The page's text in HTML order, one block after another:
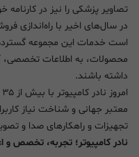
تصاویر پزشکی را نیز در کارنامه
در سال‌های اخیر با راه‌اندازی
است خدمات این مجموعه
محصولات، به اطلاعات
داشته باشند.
معتبر جهانی و شناخت نیاز
تجهیزات و راهکارهای صدا و
نادر کامپیوتر؛ تجربه، تخصص و